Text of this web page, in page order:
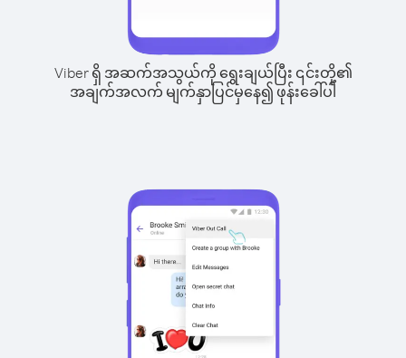
Viber ရှိ အဆက်အသွယ်ကို ရွေးချယ်ပြီး ၎င်းတို့၏
အချက်အလက် မျက်နှာပြင်မှနေ၍ ဖုန်းခေါ်ပါ